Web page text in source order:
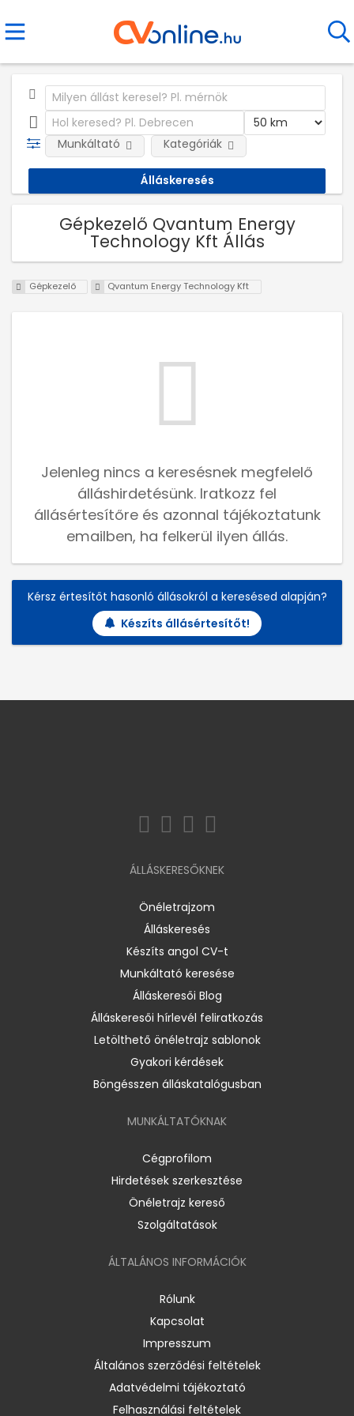
Munkáltató Kategóriák
Gépkezelő Qvantum Energy
Technology Kft Állás
Gépkezelő Qvantum Energy Technology Kft
Jelenleg nincs a keresésnek megfelelő
álláshirdetésünk. Iratkozz fel
állásértesítőre és azonnal tájékoztatunk
emailben, ha felkerül ilyen állás.
Kérsz értesítőt hasonló állásokról a keresésed alapján?
Készíts állásértesítőt!
ÁLLÁSKERESŐKNEK
Önéletrajzom
Álláskeresés
Készíts angol CV-t
Munkáltató keresése
Álláskeresői Blog
Álláskeresői hírlevél feliratkozás
Letölthető önéletrajz sablonok
Gyakori kérdések
Böngésszen álláskatalógusban
MUNKÁLTATÓKNAK
Cégprofilom
Hirdetések szerkesztése
Önéletrajz kereső
Szolgáltatások
ÁLTALÁNOS INFORMÁCIÓK
Rólunk
Kapcsolat
Impresszum
Általános szerződési feltételek
Adatvédelmi tájékoztató
Felhasználási feltételek